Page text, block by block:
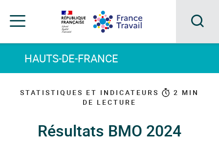
menu
contenu
pied
page
la
Menu
HAUTS-DE-FRANCE
STATISTIQUES ET INDICATEURS 2 MIN
DE LECTURE
Résultats BMO 2024